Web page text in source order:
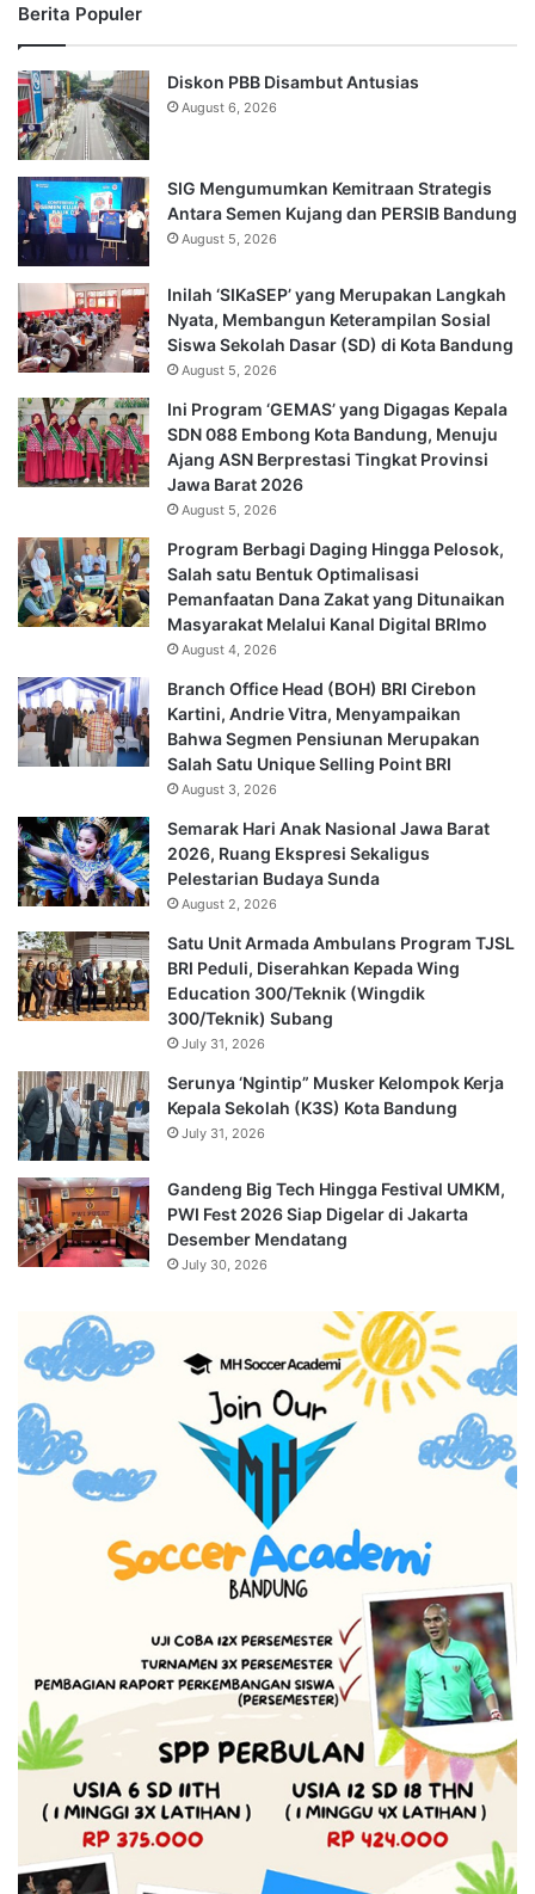
Berita Populer
Diskon PBB Disambut Antusias
August 6, 2026
SIG Mengumumkan Kemitraan Strategis
Antara Semen Kujang dan PERSIB Bandung
August 5, 2026
Inilah ‘SIKaSEP’ yang Merupakan Langkah
Nyata, Membangun Keterampilan Sosial
Siswa Sekolah Dasar (SD) di Kota Bandung
August 5, 2026
Ini Program ‘GEMAS’ yang Digagas Kepala
SDN 088 Embong Kota Bandung, Menuju
Ajang ASN Berprestasi Tingkat Provinsi
Jawa Barat 2026
August 5, 2026
Program Berbagi Daging Hingga Pelosok,
Salah satu Bentuk Optimalisasi
Pemanfaatan Dana Zakat yang Ditunaikan
Masyarakat Melalui Kanal Digital BRImo
August 4, 2026
Branch Office Head (BOH) BRI Cirebon
Kartini, Andrie Vitra, Menyampaikan
Bahwa Segmen Pensiunan Merupakan
Salah Satu Unique Selling Point BRI
August 3, 2026
Semarak Hari Anak Nasional Jawa Barat
2026, Ruang Ekspresi Sekaligus
Pelestarian Budaya Sunda
August 2, 2026
Satu Unit Armada Ambulans Program TJSL
BRI Peduli, Diserahkan Kepada Wing
Education 300/Teknik (Wingdik
300/Teknik) Subang
July 31, 2026
Serunya ‘Ngintip” Musker Kelompok Kerja
Kepala Sekolah (K3S) Kota Bandung
July 31, 2026
Gandeng Big Tech Hingga Festival UMKM,
PWI Fest 2026 Siap Digelar di Jakarta
Desember Mendatang
July 30, 2026